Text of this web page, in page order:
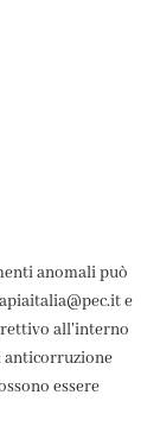
anomali può
e
all'interno
anticorruzione
essere